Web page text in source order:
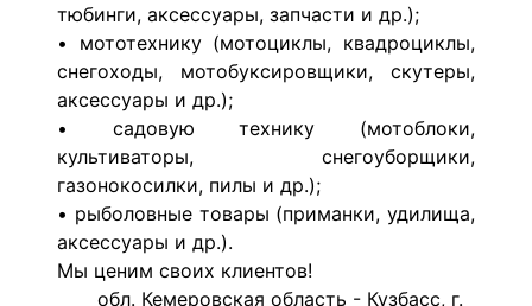
тюбинги, аксессуары, запчасти и др.);
• мототехнику (мотоциклы, квадроциклы,
снегоходы, мотобуксировщики, скутеры,
аксессуары и др.);
• садовую технику (мотоблоки,
культиваторы, снегоуборщики,
газонокосилки, пилы и др.);
• рыболовные товары (приманки, удилища,
аксессуары и др.).
Мы ценим своих клиентов!
обл. Кемеровская область - Кузбасс, г.